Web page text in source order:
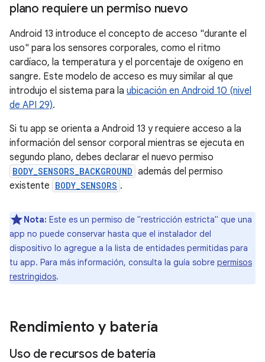
plano requiere un permiso nuevo
Android 13 introduce el concepto de acceso "durante el
uso" para los sensores corporales, como el ritmo
cardíaco, la temperatura y el porcentaje de oxígeno en
sangre. Este modelo de acceso es muy similar al que
introdujo el sistema para la ubicación en Android 10 (nivel
de API 29).
Si tu app se orienta a Android 13 y requiere acceso a la
información del sensor corporal mientras se ejecuta en
segundo plano, debes declarar el nuevo permiso
BODY_SENSORS_BACKGROUND además del permiso
existente BODY_SENSORS .
Nota: Este es un permiso de "restricción estricta" que una
app no puede conservar hasta que el instalador del
dispositivo lo agregue a la lista de entidades permitidas para
tu app. Para más información, consulta la guía sobre permisos
restringidos.
Rendimiento y batería
Uso de recursos de batería